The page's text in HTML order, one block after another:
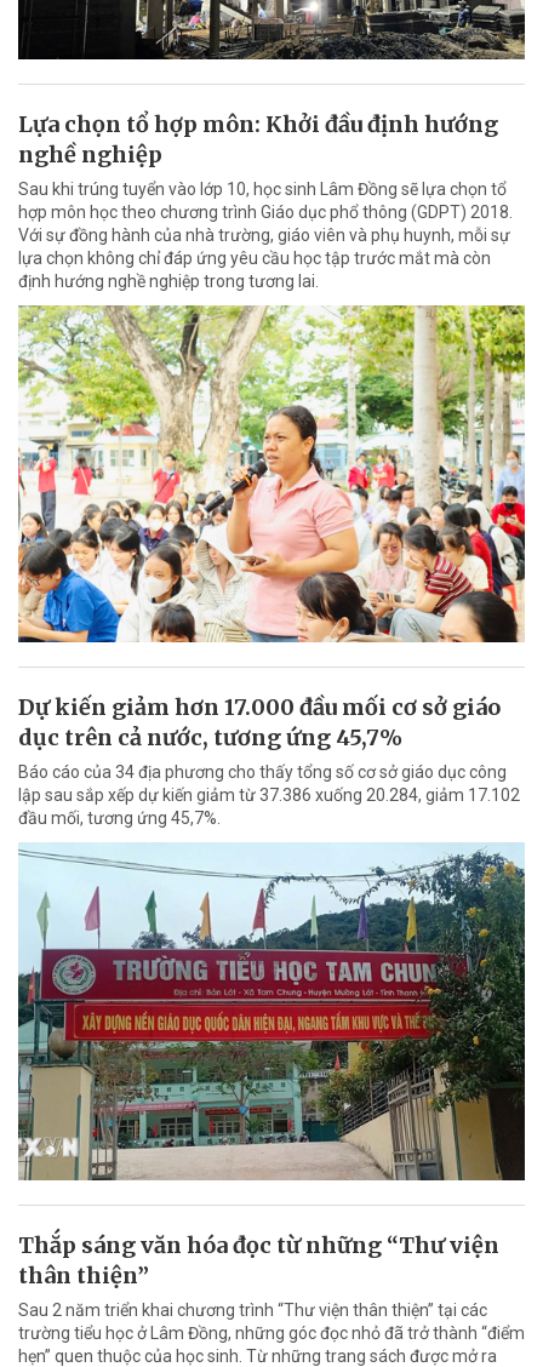
Lựa chọn tổ hợp môn: Khởi đầu định hướng
nghề nghiệp
Sau khi trúng tuyển vào lớp 10, học sinh Lâm Đồng sẽ lựa chọn tổ
hợp môn học theo chương trình Giáo dục phổ thông (GDPT) 2018.
Với sự đồng hành của nhà trường, giáo viên và phụ huynh, mỗi sự
lựa chọn không chỉ đáp ứng yêu cầu học tập trước mắt mà còn
định hướng nghề nghiệp trong tương lai.
Dự kiến giảm hơn 17.000 đầu mối cơ sở giáo
dục trên cả nước, tương ứng 45,7%
Báo cáo của 34 địa phương cho thấy tổng số cơ sở giáo dục công
lập sau sắp xếp dự kiến giảm từ 37.386 xuống 20.284, giảm 17.102
đầu mối, tương ứng 45,7%.
Thắp sáng văn hóa đọc từ những “Thư viện
thân thiện”
Sau 2 năm triển khai chương trình “Thư viện thân thiện” tại các
trường tiểu học ở Lâm Đồng, những góc đọc nhỏ đã trở thành “điểm
hẹn” quen thuộc của học sinh. Từ những trang sách được mở ra